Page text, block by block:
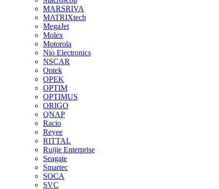
MARSRIVA
MATRIXtech
MegaJet
Molex
Motorola
Nio Electronics
NSCAR
Ontek
OPEK
OPTIM
OPTIMUS
ORIGO
QNAP
Racio
Reyee
RITTAL
Ruijie Enterprise
Seagate
Smartec
SOCA
SVC